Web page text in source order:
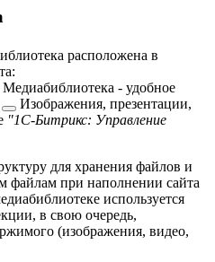
расположена в
- удобное
Изображения, презентации,
"1С-Битрикс: Управление
для хранения файлов и
файлам при наполнении сайта
используется
в свою очередь,
(изображения, видео,